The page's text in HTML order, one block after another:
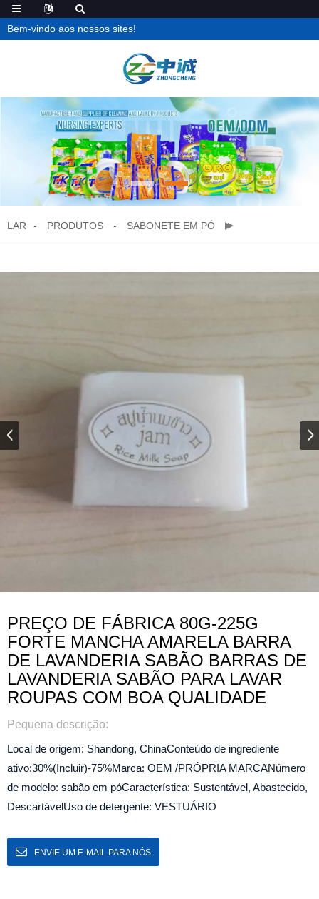
Bem-vindo aos nossos sites!
LAR PRODUTOS SABONETE EM PÓ
PREÇO DE FÁBRICA 80G-225G
FORTE MANCHA AMARELA BARRA
DE LAVANDERIA SABÃO BARRAS DE
LAVANDERIA SABÃO PARA LAVAR
ROUPAS COM BOA QUALIDADE
Pequena descrição:
Local de origem: Shandong, ChinaConteúdo de ingrediente
ativo:30%(Incluir)-75%Marca: OEM /PRÓPRIA MARCANúmero
de modelo: sabão em póCaracterística: Sustentável, Abastecido,
DescartávelUso de detergente: VESTUÁRIO
ENVIE UM E-MAIL PARA NÓS